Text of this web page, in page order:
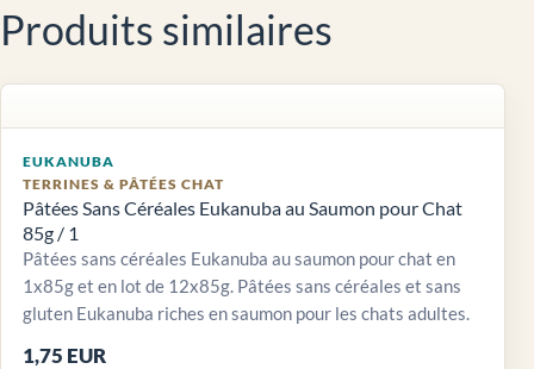
Produits similaires
EUKANUBA
TERRINES & PÂTÉES CHAT
Pâtées Sans Céréales Eukanuba au Saumon pour Chat
85g / 1
Pâtées sans céréales Eukanuba au saumon pour chat en
1x85g et en lot de 12x85g. Pâtées sans céréales et sans
gluten Eukanuba riches en saumon pour les chats adultes.
1,75 EUR